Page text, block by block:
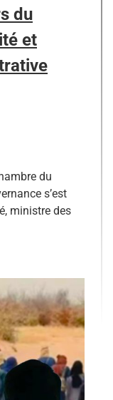
du
et
du
s’est
ministre des